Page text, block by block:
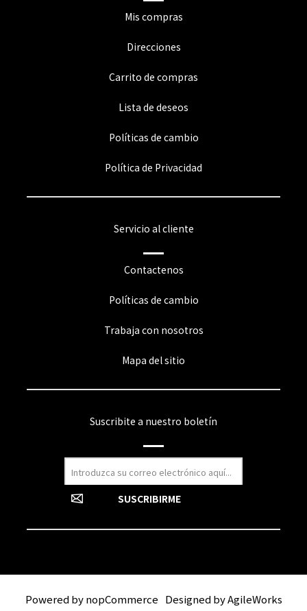
Mis compras
Direcciones
Carrito de compras
Lista de deseos
Políticas de cambio
Política de Privacidad
Servicio al cliente
Contactenos
Políticas de cambio
Trabaja con nosotros
Mapa del sitio
Suscribite a nuestro boletín
Powered bynopCommerce Designed byAgileWorks